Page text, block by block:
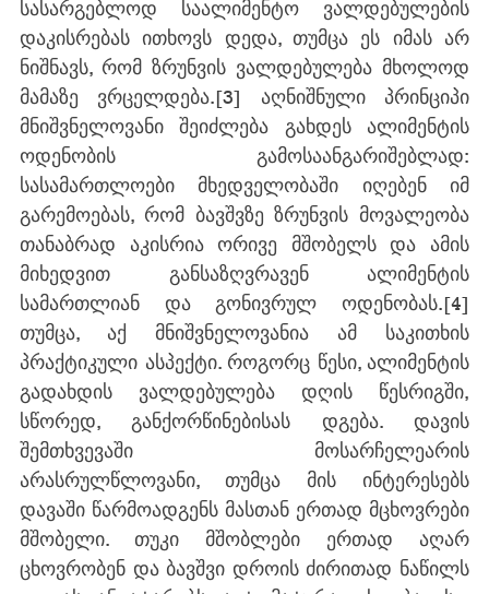
სასარგებლოდ საალიმენტო ვალდებულების
დაკისრებას ითხოვს დედა, თუმცა ეს იმას არ
ნიშნავს, რომ ზრუნვის ვალდებულება მხოლოდ
მამაზე ვრცელდება.[3]
აღნიშნული პრინციპი
მნიშვნელოვანი შეიძლება გახდეს ალიმენტის
ოდენობის გამოსაანგარიშებლად:
სასამართლოები მხედველობაში იღებენ იმ
გარემოებას, რომ ბავშვზე ზრუნვის მოვალეობა
თანაბრად აკისრია ორივე მშობელს და ამის
მიხედვით განსაზღვრავენ ალიმენტის
სამართლიან და გონივრულ ოდენობას.[4]
თუმცა, აქ მნიშვნელოვანია ამ საკითხის
პრაქტიკული ასპექტი. როგორც წესი, ალიმენტის
გადახდის ვალდებულება დღის წესრიგში,
სწორედ, განქორწინებისას დგება. დავის
შემთხვევაში მოსარჩელეარის
არასრულწლოვანი, თუმცა მის ინტერესებს
დავაში წარმოადგენს მასთან ერთად მცხოვრები
მშობელი. თუკი მშობლები ერთად აღარ
ცხოვრობენ და ბავშვი დროის ძირითად ნაწილს